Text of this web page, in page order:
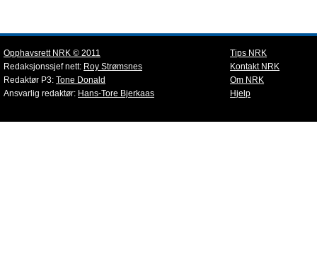
Opphavsrett NRK © 2011
Redaksjonssjef nett: Roy Strømsnes
Redaktør P3: Tone Donald
Ansvarlig redaktør: Hans-Tore Bjerkaas
Tips NRK
Kontakt NRK
Om NRK
Hjelp